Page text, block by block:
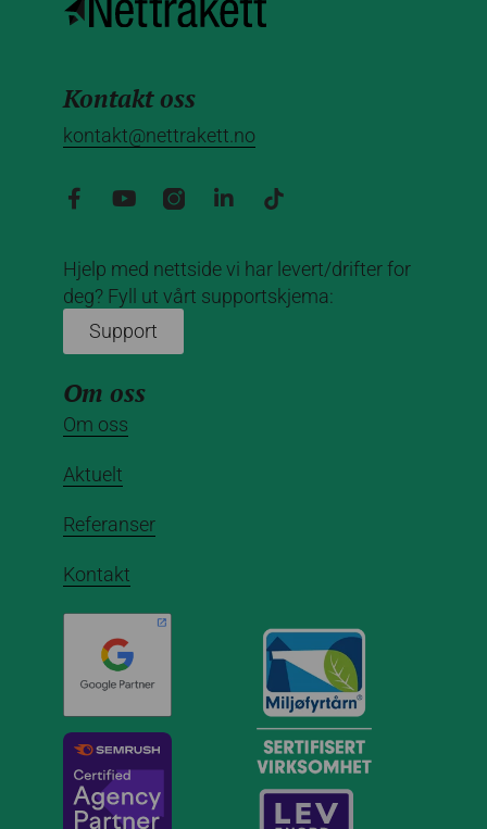
Kontakt oss
kontakt@nettrakett.no
Hjelp med nettside vi har levert/drifter for
deg? Fyll ut vårt supportskjema:
Support
Om oss
Om oss
Aktuelt
Referanser
Kontakt